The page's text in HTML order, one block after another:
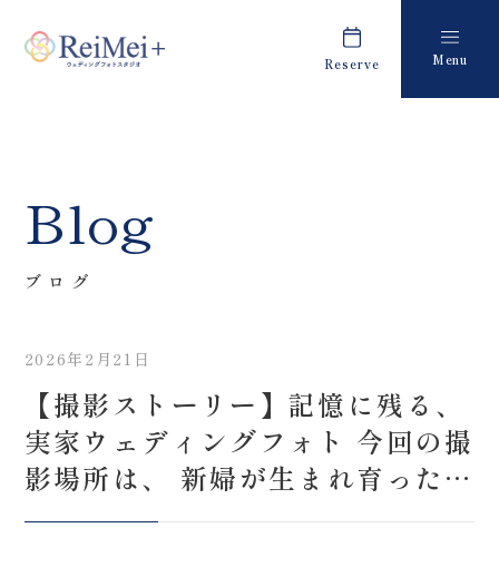
Reserve Menu
Costume
衣装
About us
Retouch
フォトレタッチ
Studio
スタジオ紹介
キャンペーン・お知らせ
Blog
ブログ
Blog
ブログ
2026年2月21日
【撮影ストーリー】記憶に残る、
実家ウェディングフォト 今回の撮
影場所は、 新婦が生まれ育った大
切なご実家。 整備事業により、